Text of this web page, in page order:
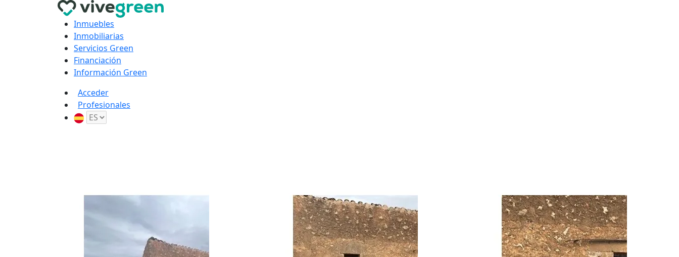
Inmuebles
Inmobiliarias
Servicios Green
Financiación
Información Green
Acceder
Profesionales